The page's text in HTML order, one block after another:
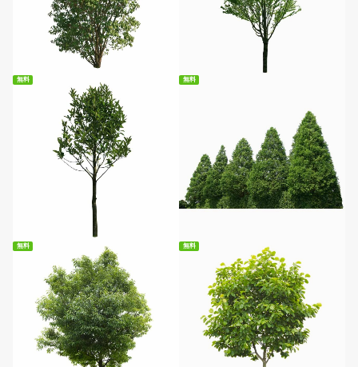
無料ダウンロード 無料ダウンロード
無料
無料ダウンロード
無料
無料ダウンロード
無料 無料